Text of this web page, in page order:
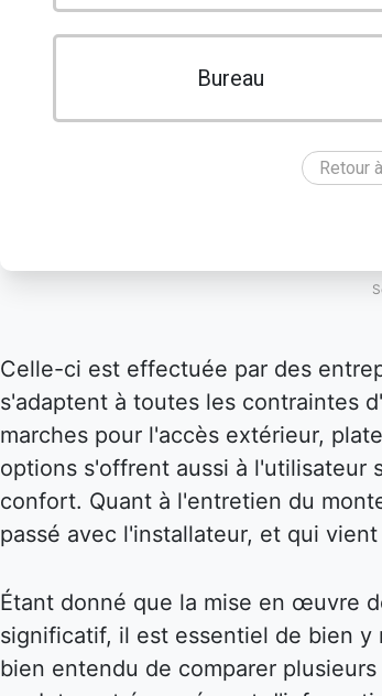
Bureau
Retour
Celle-ci est effectuée par des
s'adaptent à toutes les contraintes
marches pour l'accès extérieur,
options s'offrent aussi à l'utilisateur
confort. Quant à l'entretien du
passé avec l'installateur, et qui
Étant donné que la mise en œuvre
significatif, il est essentiel de bien
bien entendu de comparer